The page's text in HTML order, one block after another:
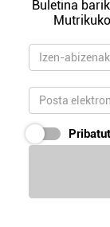
Buletina